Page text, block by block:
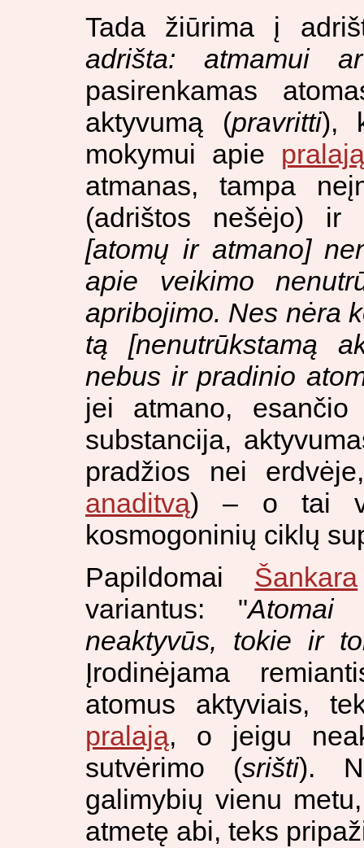
Tada žiūrima į
adrišta: atmamui
pasirenkamas
aktyvumą (pravritti),
mokymui apie pralają
atmanas, tampa
(adrištos nešėjo) ir
[atomų ir atmano]
apie veikimo
apribojimo. Nes nėra
tą [nenutrūkstamą
nebus ir pradinio
jei atmano, esančio
substancija,
pradžios nei
anaditvą) – o tai
kosmogoninių ciklų
Papildomai Šankara
variantus: "Atomai
neaktyvūs, tokie ir
Įrodinėjama
atomus aktyviais,
pralają, o jeigu
sutvėrimo (srišti).
galimybių vienu
atmetę abi, teks